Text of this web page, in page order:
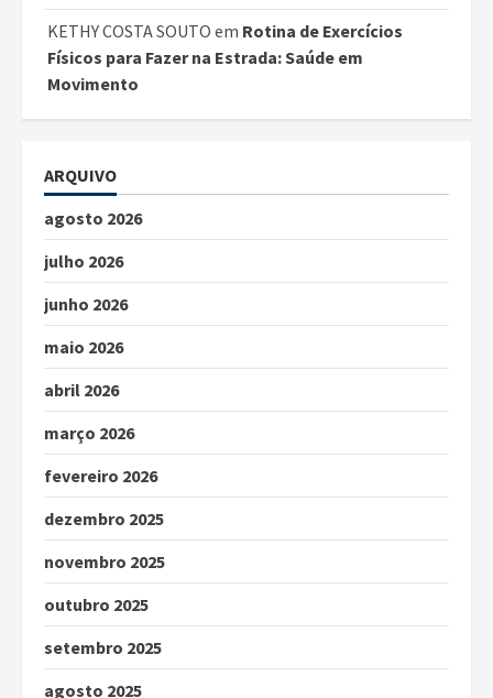
KETHY COSTA SOUTO em Rotina de Exercícios
Físicos para Fazer na Estrada: Saúde em
Movimento
ARQUIVO
agosto 2026
julho 2026
junho 2026
maio 2026
abril 2026
março 2026
fevereiro 2026
dezembro 2025
novembro 2025
outubro 2025
setembro 2025
agosto 2025